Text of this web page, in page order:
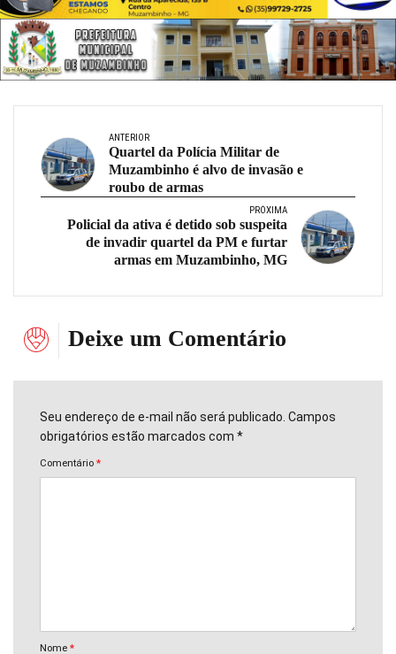
ANTERIOR
Quartel da Polícia Militar de
Muzambinho é alvo de invasão e
roubo de armas
PRÓXIMA
Policial da ativa é detido sob suspeita
de invadir quartel da PM e furtar
armas em Muzambinho, MG
Deixe um Comentário
Seu endereço de e-mail não será publicado. Campos
obrigatórios estão marcados com *
Comentário *
Nome *